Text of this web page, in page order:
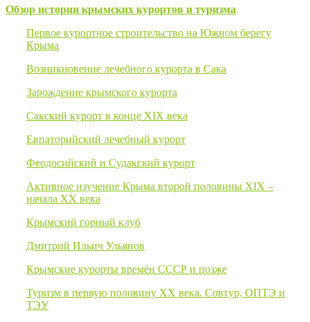
Обзор истории крымских курортов и туризма
Первое курортное строительство на Южном берегу
Крыма
Возникновение лечебного курорта в Сака
Зарождение крымского курорта
Сакский курорт в конце XIX века
Евпаторийский лечебный курорт
Феодосийский и Судакский курорт
Активное изучение Крыма второй половины XIX –
начала ХХ века
Крымский горный клуб
Дмитрий Ильич Ульянов
Крымские курорты времён СССР и позже
Туризм в первую половину ХХ века. Совтур, ОПТЭ и
ТЭУ